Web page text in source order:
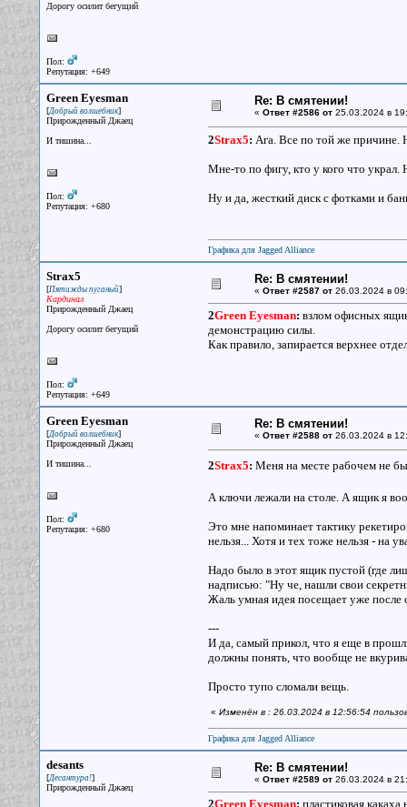
Дорогу осилит бегущий
Пол:
Репутация: +649
Green Eyesman
[Добрый волшебник]
Прирожденный Джаец
И тишина...
Пол:
Репутация: +680
Re: В смятении!
« Ответ #2586 от25.03.2024 в
2Strax5: Ага. Все по той же причине.
Мне-то по фигу, кто у кого что украл.
Ну и да, жесткий диск с фотками и
Графика для Jagged Alliance
Strax5
[Пятижды пуганый]
Кардинал
Прирожденный Джаец
Дорогу осилит бегущий
Пол:
Репутация: +649
Re: В смятении!
« Ответ #2587 от26.03.2024 в
2Green Eyesman: взлом офисных
демонстрацию силы.
Как правило, запирается верхнее
Green Eyesman
[Добрый волшебник]
Прирожденный Джаец
И тишина...
Пол:
Репутация: +680
Re: В смятении!
« Ответ #2588 от26.03.2024 в
2Strax5: Меня на месте рабочем не
А ключи лежали на столе. А ящик я
Это мне напоминает тактику
нельзя... Хотя и тех тоже нельзя - на
Надо было в этот ящик пустой (где
надписью: "Ну че, нашли свои
Жаль умная идея посещает уже после
---
И да, самый прикол, что я еще в
должны понять, что вообще не
Просто тупо сломали вещь.
« Изменён в : 26.03.2024 в 12:56:54
Графика для Jagged Alliance
desants
[Десантура!]
Прирожденный Джаец
Re: В смятении!
« Ответ #2589 от26.03.2024 в
2Green Eyesman: пластиковая